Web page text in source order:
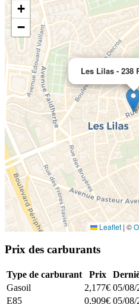
Les Lilas - 238
+
−
Leaflet | ©
Prix des carburants
Type de carburant Prix
Gasoil
2,177€ 05/08/
E85
0,909€ 05/08/